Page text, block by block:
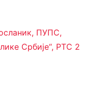
ПУПС,
Србије“, РТС 2